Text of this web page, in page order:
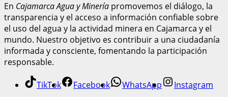
En Cajamarca Agua y Minería promovemos el diálogo, la
transparencia y el acceso a información confiable sobre
el uso del agua y la actividad minera en Cajamarca y el
mundo. Nuestro objetivo es contribuir a una ciudadanía
informada y consciente, fomentando la participación
responsable.
TikTok Facebook WhatsApp Instagram